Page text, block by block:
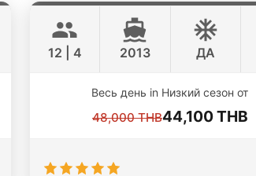
HANSE 54FT
12 | 4 2013 ДА
Весь день in Низкий сезон от
48,000 THB44,100 THB